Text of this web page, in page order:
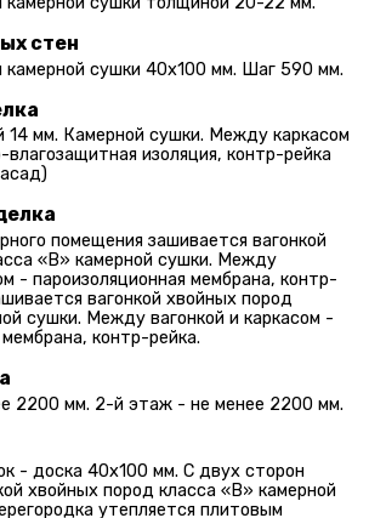
стен
камерной сушки 40х100 мм. Шаг 590 мм.
14 мм. Камерной сушки. Между каркасом
влагозащитная изоляция, контр-рейка
помещения зашивается вагонкой
«В» камерной сушки. Между
- пароизоляционная мембрана, контр-
вагонкой хвойных пород
сушки. Между вагонкой и каркасом -
контр-рейка.
2200 мм. 2-й этаж - не менее 2200 мм.
- доска 40х100 мм. С двух сторон
хвойных пород класса «В» камерной
утепляется плитовым